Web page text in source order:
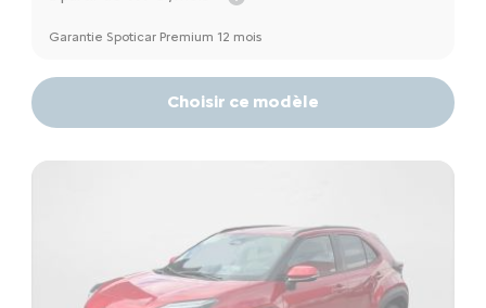
Garantie Spoticar Premium 12 mois
Choisir ce modèle